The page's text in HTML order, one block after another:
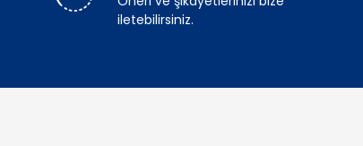
iletebilirsiniz.